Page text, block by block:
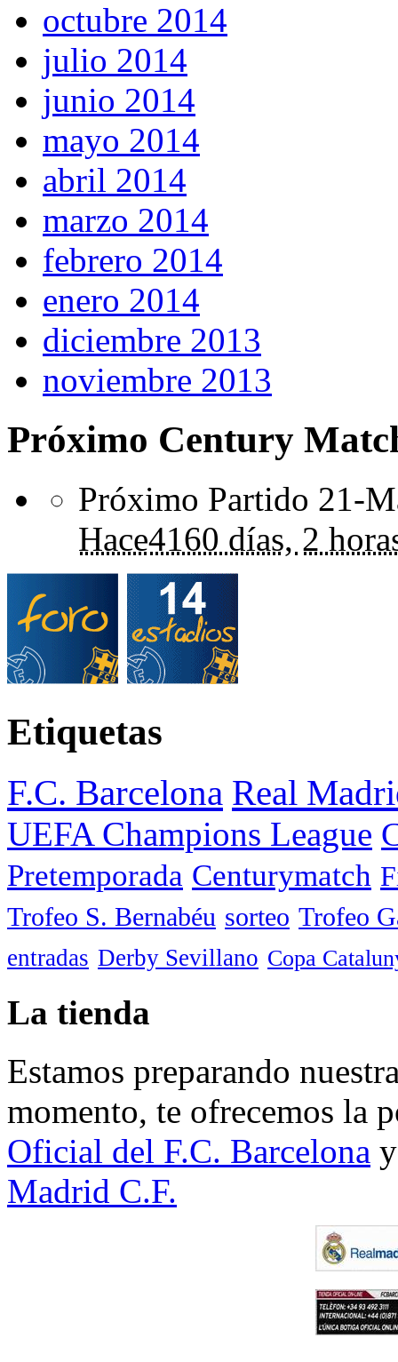
octubre 2014
julio 2014
junio 2014
mayo 2014
abril 2014
marzo 2014
febrero 2014
enero 2014
diciembre 2013
noviembre 2013
Próximo Century
Próximo Partido 21-
Hace4160 días, 2
Etiquetas
F.C. Barcelona Real
UEFA Champions League
Pretemporada Centurymatch
Trofeo S. Bernabéu sorteo Trofeo
entradas Derby Sevillano Copa
La tienda
Estamos preparando
momento, te ofrecemos la
Oficial del F.C. Barcelona
Madrid C.F.